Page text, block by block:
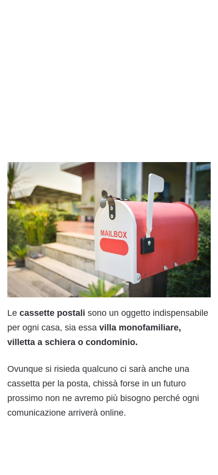
Le cassette postali sono un oggetto indispensabile
per ogni casa, sia essa villa monofamiliare,
villetta a schiera o condominio.
Ovunque si risieda qualcuno ci sarà anche una
cassetta per la posta, chissà forse in un futuro
prossimo non ne avremo più bisogno perché ogni
comunicazione arriverà online.